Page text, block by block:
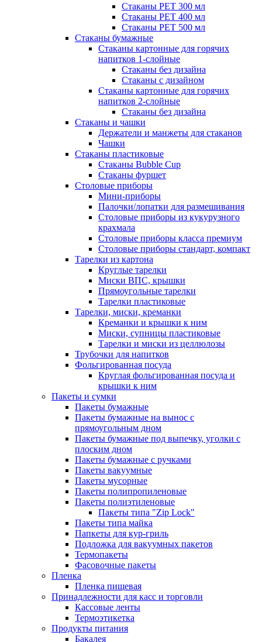
Стаканы PET 300 мл
Стаканы PET 400 мл
Стаканы PET 500 мл
Стаканы бумажные
Стаканы картонные для горячих
напитков 1-слойные
Стаканы без дизайна
Стаканы с дизайном
Стаканы картонные для горячих
напитков 2-слойные
Стаканы без дизайна
Стаканы и чашки
Держатели и манжеты для стаканов
Чашки
Стаканы пластиковые
Стаканы Bubble Cup
Стаканы фуршет
Столовые приборы
Мини-приборы
Палочки/лопатки для размешивания
Столовые приборы из кукурузного
крахмала
Столовые приборы класса премиум
Столовые приборы стандарт, компакт
Тарелки из картона
Круглые тарелки
Миски ВПС, крышки
Прямоугольные тарелки
Тарелки пластиковые
Тарелки, миски, креманки
Креманки и крышки к ним
Миски, супницы пластиковые
Тарелки и миски из целлюлозы
Трубочки для напитков
Фольгированная посуда
Круглая фольгированная посуда и
крышки к ним
Пакеты и сумки
Пакеты бумажные
Пакеты бумажные на вынос с
прямоугольным дном
Пакеты бумажные под выпечку, уголки с
плоским дном
Пакеты бумажные с ручками
Пакеты вакуумные
Пакеты мусорные
Пакеты полипропиленовые
Пакеты полиэтиленовые
Пакеты типа "Zip Lock"
Пакеты типа майка
Папкеты для кур-гриль
Подложка для вакуумных пакетов
Термопакеты
Фасовочные пакеты
Пленка
Пленка пищевая
Принадлежности для касс и торговли
Кассовые ленты
Термоэтикетка
Продукты питания
Бакалея